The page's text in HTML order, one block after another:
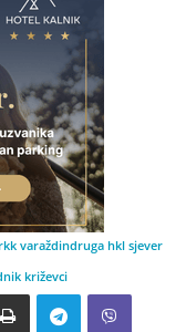
kk varaždindruga hkl sjever
križevci